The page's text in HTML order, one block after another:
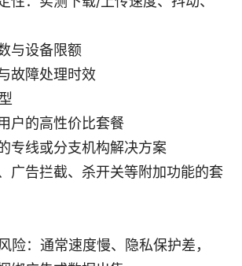
与设备限额
故障处理时效
户的高性价比套餐
专线或分支机构解决方案
广告拦截、杀开关等附加功能的套
险：通常速度慢、隐私保护差，